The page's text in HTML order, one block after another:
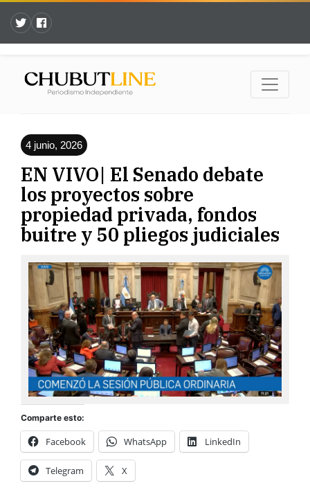
4 junio, 2026
EN VIVO| El Senado debate
los proyectos sobre
propiedad privada, fondos
buitre y 50 pliegos judiciales
Comparte esto:
Facebook WhatsApp LinkedIn
Telegram X